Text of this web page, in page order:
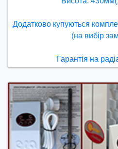
Додатково купуються
(на вибір
Гарантія на